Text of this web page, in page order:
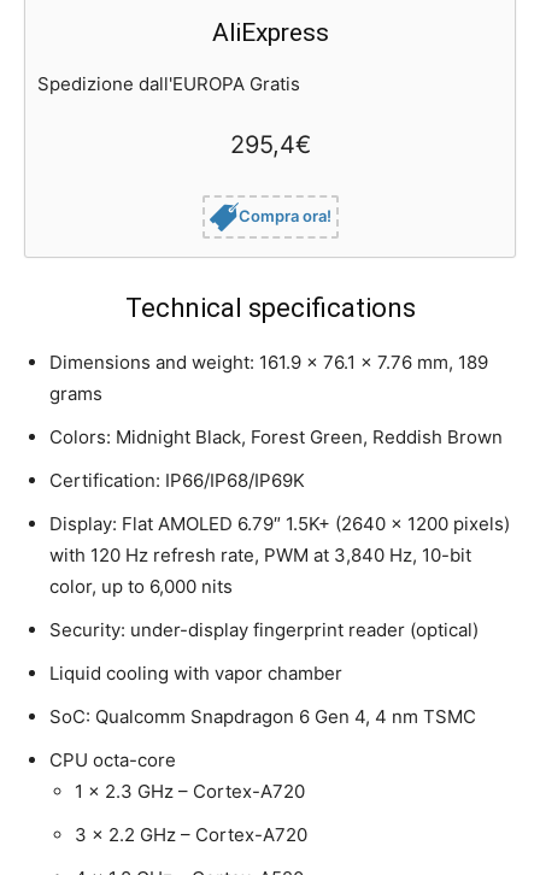
AliExpress
Spedizione dall'EUROPA Gratis
295,4€
Compra ora!
Technical specifications
Dimensions and weight: 161.9 x 76.1 x 7.76 mm, 189
grams
Colors: Midnight Black, Forest Green, Reddish Brown
Certification: IP66/IP68/IP69K
Display: Flat AMOLED 6.79″ 1.5K+ (2640 x 1200 pixels)
with 120 Hz refresh rate, PWM at 3,840 Hz, 10-bit
color, up to 6,000 nits
Security: under-display fingerprint reader (optical)
Liquid cooling with vapor chamber
SoC: Qualcomm Snapdragon 6 Gen 4, 4 nm TSMC
CPU octa-core
1 x 2.3 GHz – Cortex-A720
3 x 2.2 GHz – Cortex-A720